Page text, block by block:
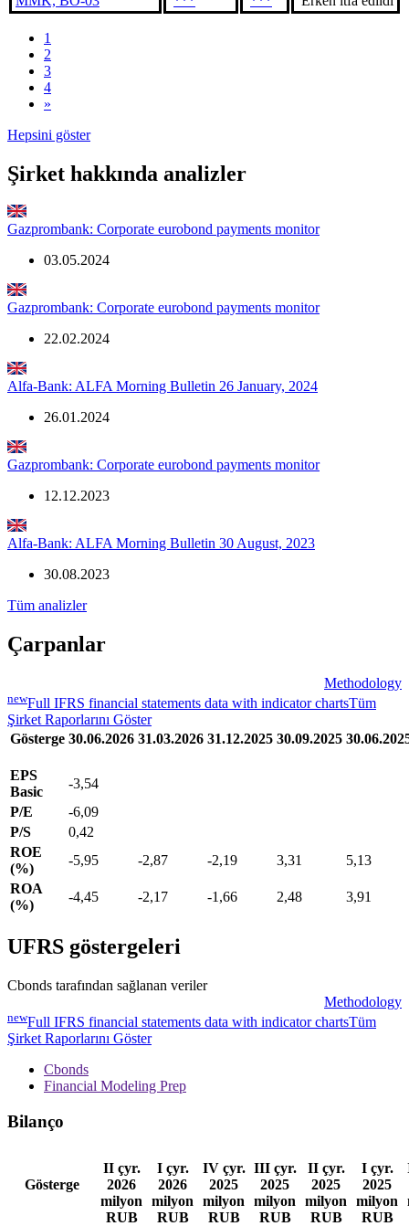
1
2
3
4
»
Hepsini göster
Şirket hakkında analizler
Gazprombank: Corporate eurobond payments monitor
03.05.2024
Gazprombank: Corporate eurobond payments monitor
22.02.2024
Alfa-Bank: ALFA Morning Bulletin 26 January, 2024
26.01.2024
Gazprombank: Corporate eurobond payments monitor
12.12.2023
Alfa-Bank: ALFA Morning Bulletin 30 August, 2023
30.08.2023
Tüm analizler
Çarpanlar
Methodology
newFull IFRS financial statements data with indicator chartsTüm
Şirket Raporlarını Göster
Gösterge 30.06.2026 31.03.2026 31.12.2025 30.09.2025
EPS
Basic
-3,54
P/E
-6,09
P/S
0,42
ROE
(%)
-5,95 -2,87 -2,19 3,31
5,13
ROA
(%)
-4,45 -2,17 -1,66 2,48 3,91
UFRS göstergeleri
Cbonds tarafından sağlanan veriler
Methodology
newFull IFRS financial statements data with indicator chartsTüm
Şirket Raporlarını Göster
Cbonds
Financial Modeling Prep
Bilanço
Gösterge
II çyr.
2026
milyon
RUB
I çyr.
2026
milyon
RUB
IV çyr.
2025
milyon
RUB
III çyr.
2025
milyon
RUB
II çyr.
2025
milyon
RUB
I çyr.
2025
milyon
RUB